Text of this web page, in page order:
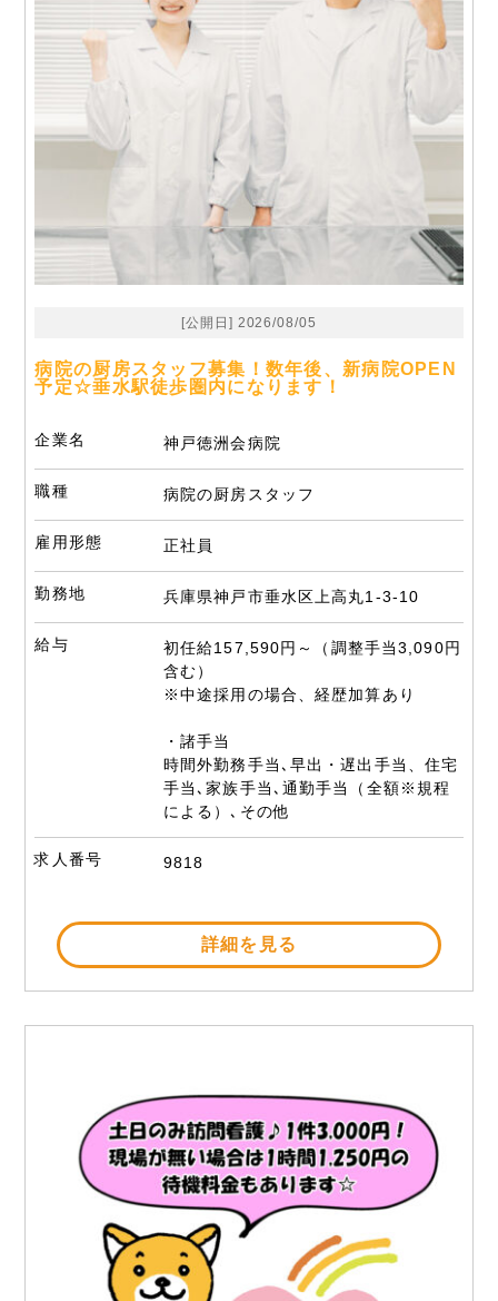
[公開日] 2026/08/05
病院の厨房スタッフ募集！数年後、新病院OPEN
予定☆垂水駅徒歩圏内になります！
企業名 神戸徳洲会病院
職種 病院の厨房スタッフ
雇用形態 正社員
勤務地 兵庫県神戸市垂水区上高丸1-3-10
給与
初任給157,590円～（調整手当3,090円
含む）
※中途採用の場合、経歴加算あり
・諸手当
時間外勤務手当､早出・遅出手当、住宅
手当､家族手当､通勤手当（全額※規程
による）､その他
求人番号 9818
詳細を見る